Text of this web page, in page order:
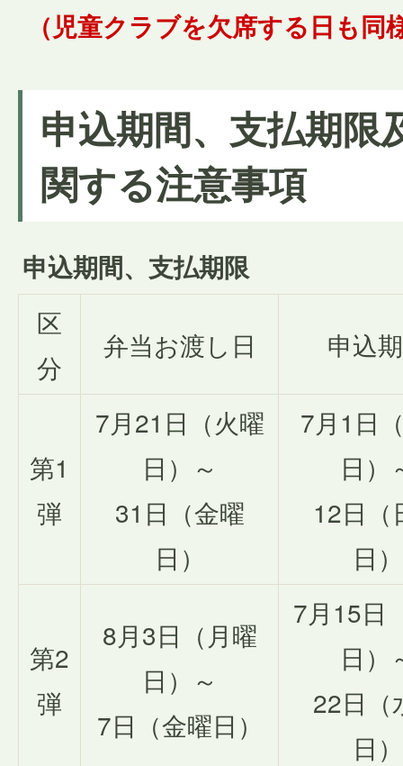
（児童クラブを欠席する日も同
申込期間、支払期限
関する注意事項
申込期間、支払期限
区
分
弁当お渡し日 申込
第1
弾
7月21日（火曜
日）～
31日（金曜
日）
7月1日
日）
12日（
日）
第2
弾
8月3日（月曜
日）～
7日（金曜日）
7月15日
日）
22日（
日）